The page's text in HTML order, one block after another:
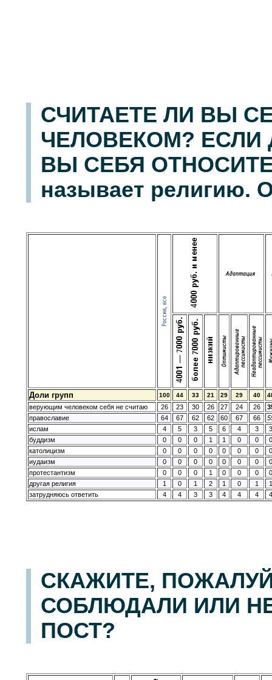
СЧИТАЕТЕ ЛИ ВЫ
ЧЕЛОВЕКОМ? ЕСЛИ
ВЫ СЕБЯ
называет религию.
Доли групп 100 44 33 21 29 29 40
верующим человеком себя не считаю 26 23 30 26 27 24 26
православие
64 67 62 62 60 67 66
ислам
4 5 3 5 6 4 3
3
буддизм
0 0 0 1 1 0 0
0
католицизм
0 0 0 0 0 0 0
0
иудаизм
0 0 0 0 0 0 0
0
протестантизм
0 0 0 1 0 0 0
0
другая религия
1 0 1 2 1 0 1
1
затрудняюсь ответить
4 4 3 3 4 4 4 4
СКАЖИТЕ,
СОБЛЮДАЛИ ИЛИ
ПОСТ?